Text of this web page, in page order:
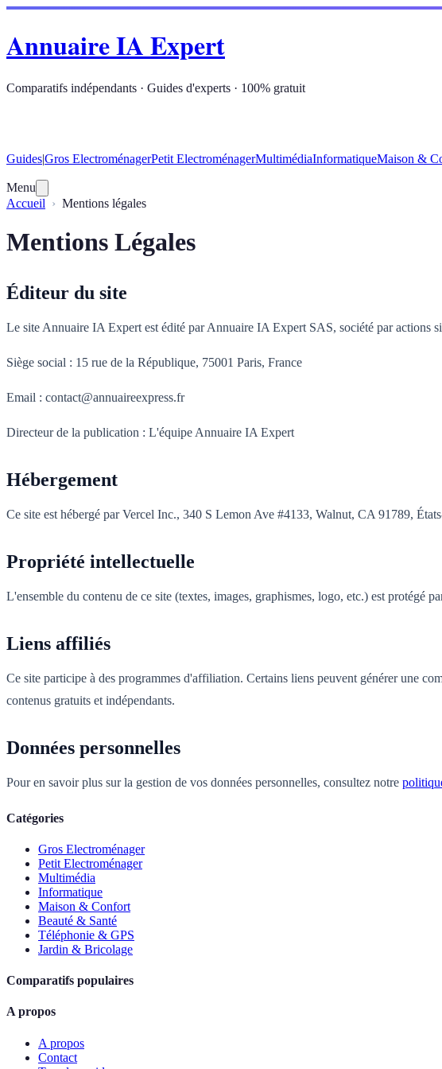
Annuaire IA Expert
Comparatifs indépendants · Guides d'experts · 100% gratuit
Guides|Gros ElectroménagerPetit ElectroménagerMultimédiaInformatiqueMaison &
Menu
Accueil
Mentions légales
Mentions Légales
Éditeur du site
Le site Annuaire IA Expert est édité par Annuaire IA Expert SAS, société par actions
Siège social : 15 rue de la République, 75001 Paris, France
Email : contact@annuaireexpress.fr
Directeur de la publication : L'équipe Annuaire IA Expert
Hébergement
Ce site est hébergé par Vercel Inc., 340 S Lemon Ave #4133, Walnut, CA 91789,
Propriété intellectuelle
L'ensemble du contenu de ce site (textes, images, graphismes, logo, etc.) est protégé
Liens affiliés
Ce site participe à des programmes d'affiliation. Certains liens peuvent générer une
contenus gratuits et indépendants.
Données personnelles
Pour en savoir plus sur la gestion de vos données personnelles, consultez notre
Catégories
Gros Electroménager
Petit Electroménager
Multimédia
Informatique
Maison & Confort
Beauté & Santé
Téléphonie & GPS
Jardin & Bricolage
Comparatifs populaires
A propos
A propos
Contact